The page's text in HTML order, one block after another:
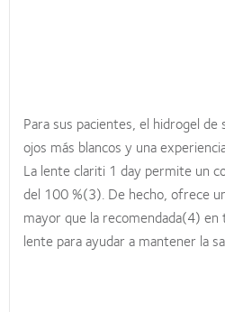
Para sus pacientes, el hidrogel
ojos más blancos y una
La lente clariti 1 day permite un
del 100 %(3). De hecho, ofrece
mayor que la recomendada(4) en
lente para ayudar a mantener la